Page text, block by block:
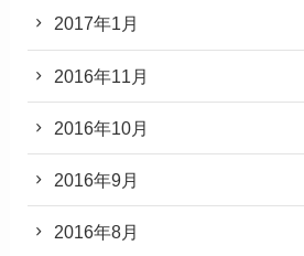
2017年1月
2016年11月
2016年10月
2016年9月
2016年8月